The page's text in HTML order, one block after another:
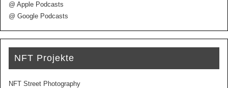
@ Apple Podcasts
@ Google Podcasts
NFT Projekte
NFT Street Photography